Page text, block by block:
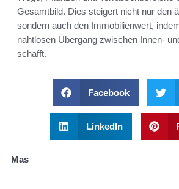
Gesamtbild. Dies steigert nicht nur den
sondern auch den Immobilienwert,
nahtlosen Übergang zwischen Innen-
schafft.
Facebook
LinkedIn
Mas